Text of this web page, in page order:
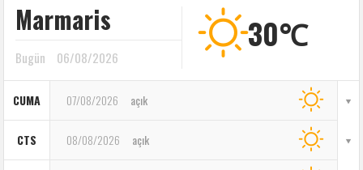
Marmaris
Bugün 06/08/2026
30℃
CUMA 07/08/2026 açık
CTS 08/08/2026 açık